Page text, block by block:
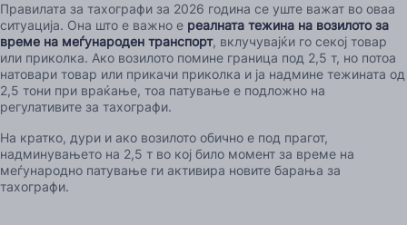
Правилата за тахографи за 2026 година се уште важат во оваа
ситуација. Она што е важно е реалната тежина на возилото за
време на меѓународен транспорт, вклучувајќи го секој товар
или приколка. Ако возилото помине граница под 2,5 т, но потоа
натовари товар или прикачи приколка и ја надмине тежината од
2,5 тони при враќање, тоа патување е подложно на
регулативите за тахографи.
На кратко, дури и ако возилото обично е под прагот,
надминувањето на 2,5 т во кој било момент за време на
меѓународно патување ги активира новите барања за
тахографи.